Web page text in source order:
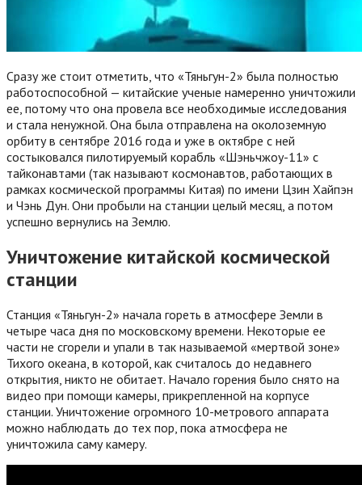
Сразу же стоит отметить, что «Тяньгун-2» была полностью
работоспособной — китайские ученые намеренно уничтожили
ее, потому что она провела все необходимые исследования
и стала ненужной. Она была отправлена на околоземную
орбиту в сентябре 2016 года и уже в октябре с ней
состыковался пилотируемый корабль «Шэньчжоу-11» с
тайконавтами (так называют космонавтов, работающих в
рамках космической программы Китая) по имени Цзин Хайпэн
и Чэнь Дун. Они пробыли на станции целый месяц, а потом
успешно вернулись на Землю.
Уничтожение китайской космической
станции
Станция «Тяньгун-2» начала гореть в атмосфере Земли в
четыре часа дня по московскому времени. Некоторые ее
части не сгорели и упали в так называемой «мертвой зоне»
Тихого океана, в которой, как считалось до недавнего
открытия, никто не обитает. Начало горения было снято на
видео при помощи камеры, прикрепленной на корпусе
станции. Уничтожение огромного 10-метрового аппарата
можно наблюдать до тех пор, пока атмосфера не
уничтожила саму камеру.